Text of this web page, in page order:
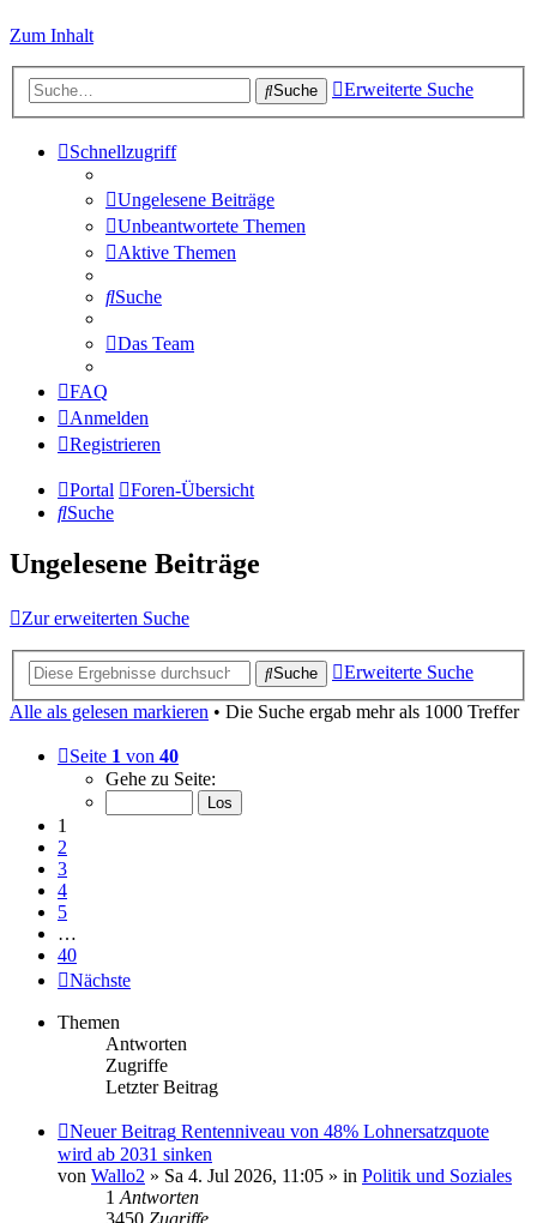
Zum Inhalt
Suche Erweiterte Suche
Schnellzugriff
Ungelesene Beiträge
Unbeantwortete Themen
Aktive Themen
Suche
Das Team
FAQ
Anmelden
Registrieren
Portal
Foren-Übersicht
Suche
Ungelesene Beiträge
Zur erweiterten Suche
Suche
Erweiterte Suche
Alle als gelesen markieren • Die Suche ergab mehr als 1000 Treffer
Seite 1 von 40
Gehe zu Seite:
1
2
3
4
5
…
40
Nächste
Themen
Antworten
Zugriffe
Letzter Beitrag
Neuer Beitrag Rentenniveau von 48% Lohnersatzquote
wird ab 2031 sinken
von Wallo2 » Sa 4. Jul 2026, 11:05 » in Politik und Soziales
1Antworten